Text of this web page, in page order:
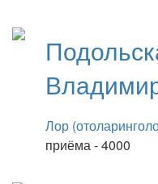
Лор
приёма - 4000